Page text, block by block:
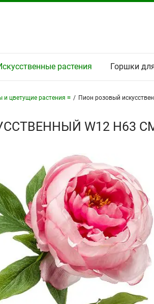
растения Горшки
и цветущие растения ≡ / Пион розовый
W12 H63